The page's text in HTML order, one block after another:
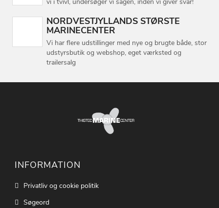
NORDVESTJYLLANDS STØRSTE
MARINECENTER
Vi har flere udstillinger med nye og brugte både, stor
udstyrsbutik og webshop, eget værksted og
trailersalg
INFORMATION
Privatliv og cookie politik
Søgeord